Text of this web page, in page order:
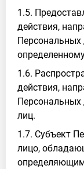
1.5.
действия,
Персональных
1.6.
действия,
Персональных
лиц.
1.7. Субъект
лицо,